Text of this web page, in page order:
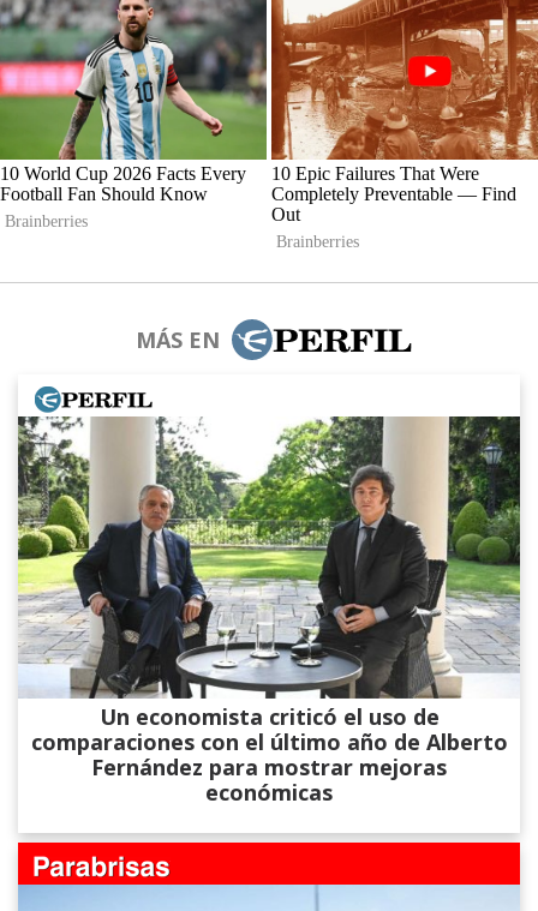
MÁS EN
Un economista criticó el uso de
comparaciones con el último año de Alberto
Fernández para mostrar mejoras
económicas